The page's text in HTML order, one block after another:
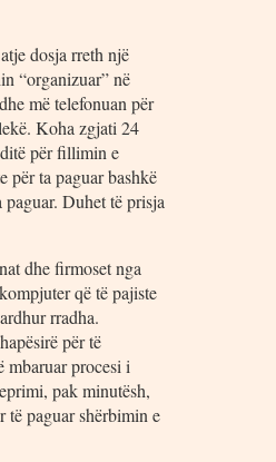
dosja rreth një
“organizuar” në
më telefonuan për
Koha zgjati 24
ditë për fillimin e
për ta paguar bashkë
Duhet të prisja
dhe firmoset nga
që të pajiste
rradha.
për të
mbaruar procesi i
pak minutësh,
të paguar shërbimin e